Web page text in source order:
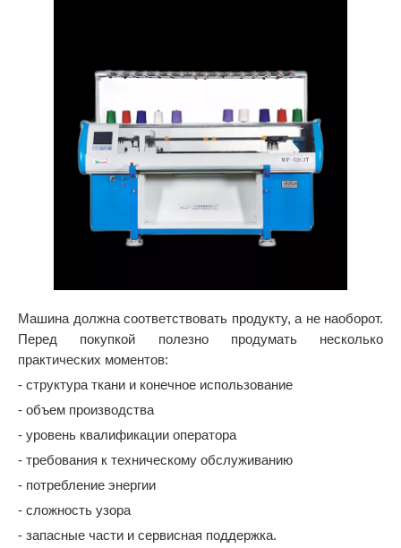
Машина должна соответствовать продукту, а не наоборот.
Перед покупкой полезно продумать несколько
практических моментов:
- структура ткани и конечное использование
- объем производства
- уровень квалификации оператора
- требования к техническому обслуживанию
- потребление энергии
- сложность узора
- запасные части и сервисная поддержка.